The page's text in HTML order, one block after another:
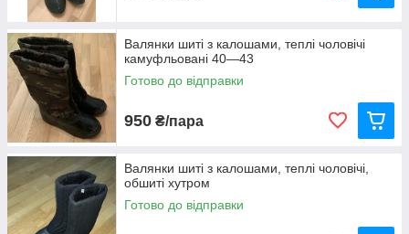
Валянки шиті з калошами, теплі чоловічі
камуфльовані 40—43
Готово до відправки
950 ₴/пара
Валянки шиті з калошами, теплі чоловічі,
обшиті хутром
Готово до відправки